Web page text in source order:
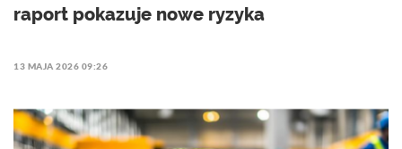
raport pokazuje nowe ryzyka
13 MAJA 2026 09:26